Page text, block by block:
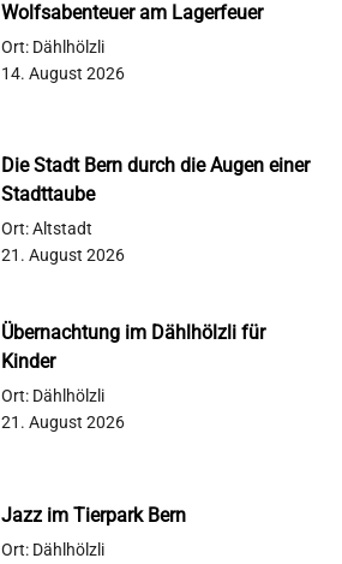
Wolfsabenteuer am Lagerfeuer
Ort: Dählhölzli
14. August 2026
Die Stadt Bern durch die Augen einer
Stadttaube
Ort: Altstadt
21. August 2026
Übernachtung im Dählhölzli für
Kinder
Ort: Dählhölzli
21. August 2026
Jazz im Tierpark Bern
Ort: Dählhölzli